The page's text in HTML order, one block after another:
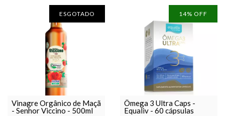
ESGOTADO
Vinagre Orgânico de Maçã
- Senhor Viccino - 500ml
14% OFF
Ômega 3 Ultra Caps -
Equaliv - 60 cápsulas